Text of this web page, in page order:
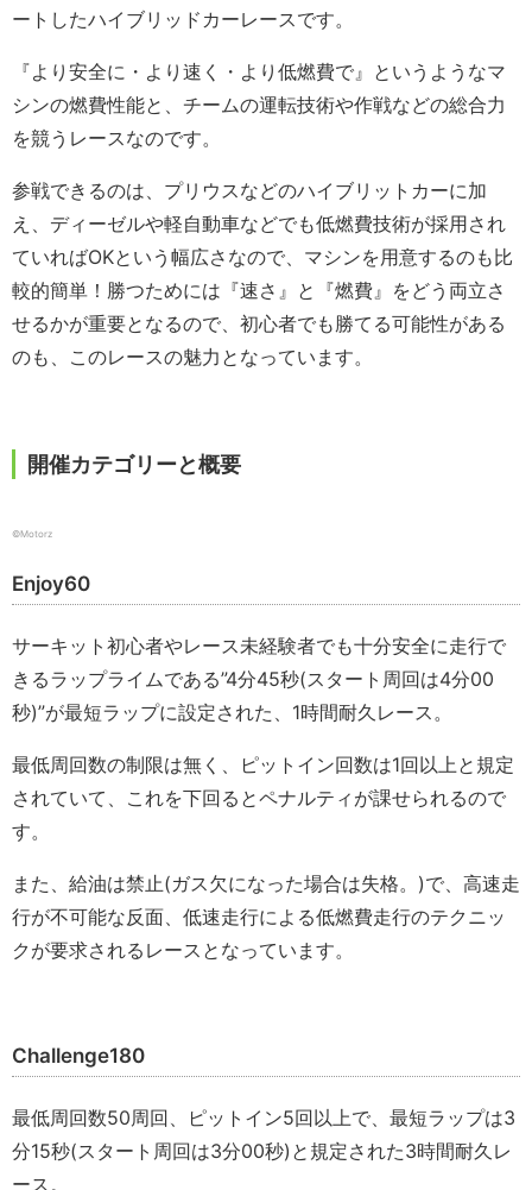
ートしたハイブリッドカーレースです。
『より安全に・より速く・より低燃費で』というようなマ
シンの燃費性能と、チームの運転技術や作戦などの総合力
を競うレースなのです。
参戦できるのは、プリウスなどのハイブリットカーに加
え、ディーゼルや軽自動車などでも低燃費技術が採用され
ていればOKという幅広さなので、マシンを用意するのも比
較的簡単！勝つためには『速さ』と『燃費』をどう両立さ
せるかが重要となるので、初心者でも勝てる可能性がある
のも、このレースの魅力となっています。
開催カテゴリーと概要
©Motorz
Enjoy60
サーキット初心者やレース未経験者でも十分安全に走行で
きるラップライムである”4分45秒(スタート周回は4分00
秒)”が最短ラップに設定された、1時間耐久レース。
最低周回数の制限は無く、ピットイン回数は1回以上と規定
されていて、これを下回るとペナルティが課せられるので
す。
また、給油は禁止(ガス欠になった場合は失格。)で、高速走
行が不可能な反面、低速走行による低燃費走行のテクニッ
クが要求されるレースとなっています。
Challenge180
最低周回数50周回、ピットイン5回以上で、最短ラップは3
分15秒(スタート周回は3分00秒)と規定された3時間耐久レ
ース。